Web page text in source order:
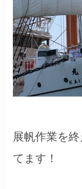
展帆作業を
てます！